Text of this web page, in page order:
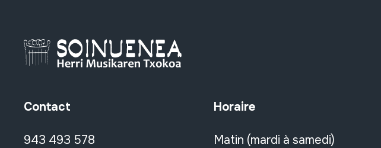
Contact
943 493 578
Horaire
Matin (mardi à samedi)